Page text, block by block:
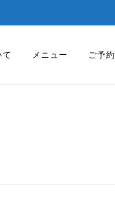
て メニュー ご予約